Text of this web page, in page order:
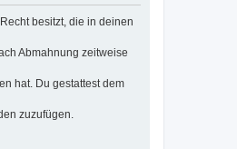
besitzt, die in deinen
Abmahnung zeitweise
hat. Du gestattest dem
zuzufügen.